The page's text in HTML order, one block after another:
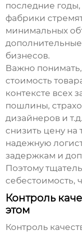
последние
фабрики
минимальных
бизнесов.
Важно понимать,
стоимость
контексте всех
пошлины,
дизайнеров и
снизить цену
надежную
задержкам и
Поэтому
себестоимость,
Контроль
этом
Контроль